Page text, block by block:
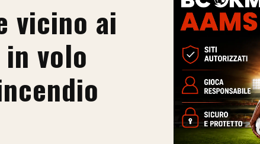
vicino ai
volo